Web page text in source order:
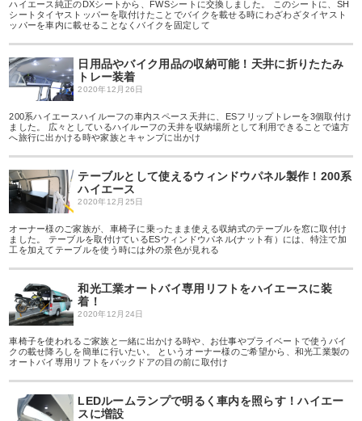
ハイエース純正のDXシートから、FWSシートに交換しました。 このシートに、SH
シートタイヤストッパーを取付けたことでバイクを載せる時にわざわざタイヤスト
ッパーを車内に載せることなくバイクを固定して
日用品やバイク用品の収納可能！天井に折りたたみ
トレー装着
2020年12月26日
200系ハイエースハイルーフの車内スペース天井に、ESフリップトレーを3個取付け
ました。 広々としているハイルーフの天井を収納場所として利用できることで遠方
へ旅行に出かける時や家族とキャンプに出かけ
テーブルとして使えるウィンドウパネル製作！200系
ハイエース
2020年12月25日
オーナー様のご家族が、車椅子に乗ったまま使える収納式のテーブルを窓に取付け
ました。 テーブルを取付けているESウィンドウパネル(ナット有）には、特注で加
工を加えてテーブルを使う時には外の景色が見れる
和光工業オートバイ専用リフトをハイエースに装
着！
2020年12月24日
車椅子を使われるご家族と一緒に出かける時や、お仕事やプライベートで使うバイ
クの載せ降ろしを簡単に行いたい。 というオーナー様のご希望から、和光工業製の
オートバイ専用リフトをバックドアの目の前に取付け
LEDルームランプで明るく車内を照らす！ハイエー
スに増設